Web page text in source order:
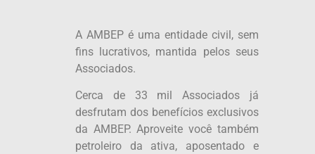
A AMBEP é uma entidade civil, sem
fins lucrativos, mantida pelos seus
Associados.
Cerca de 33 mil Associados já
desfrutam dos benefícios exclusivos
da AMBEP. Aproveite você também
petroleiro da ativa, aposentado e